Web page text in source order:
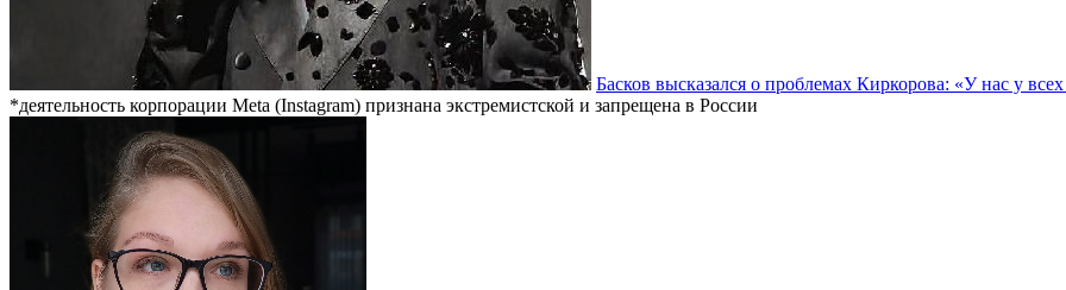
Басков высказался о проблемах Киркорова: «У нас у
*деятельность корпорации Meta (Instagram) признана экстремистской и запрещена в России